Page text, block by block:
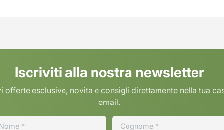
Iscriviti alla nostra newsletter
offerte esclusive, novita e consigli direttamente nella tua
email.